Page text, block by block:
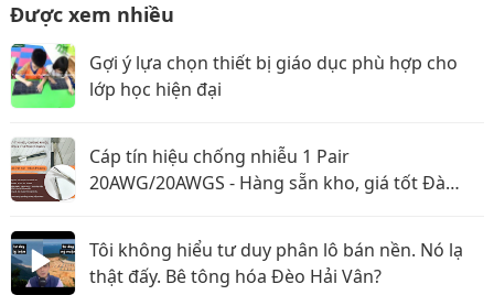
Được xem nhiều
Gợi ý lựa chọn thiết bị giáo dục phù hợp cho
lớp học hiện đại
Cáp tín hiệu chống nhiễu 1 Pair
20AWG/20AWGS - Hàng sẵn kho, giá tốt Đà
Tôi không hiểu tư duy phân lô bán nền. Nó lạ
thật đấy. Bê tông hóa Đèo Hải Vân?